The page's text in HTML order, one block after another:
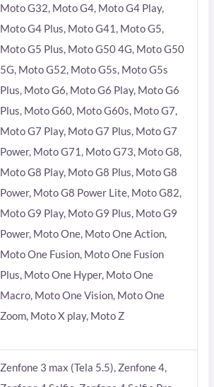
Moto G32, Moto G4, Moto G4 Play,
Moto G4 Plus, Moto G41, Moto G5,
Moto G5 Plus, Moto G50 4G, Moto G50
5G, Moto G52, Moto G5s, Moto G5s
Plus, Moto G6, Moto G6 Play, Moto G6
Plus, Moto G60, Moto G60s, Moto G7,
Moto G7 Play, Moto G7 Plus, Moto G7
Power, Moto G71, Moto G73, Moto G8,
Moto G8 Play, Moto G8 Plus, Moto G8
Power, Moto G8 Power Lite, Moto G82,
Moto G9 Play, Moto G9 Plus, Moto G9
Power, Moto One, Moto One Action,
Moto One Fusion, Moto One Fusion
Plus, Moto One Hyper, Moto One
Macro, Moto One Vision, Moto One
Zoom, Moto X play, Moto Z
Zenfone 3 max (Tela 5.5), Zenfone 4,